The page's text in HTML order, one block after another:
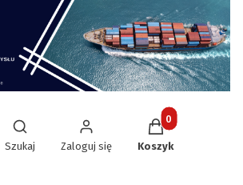
Otwórz wyszukiwarkę
Szukaj Zaloguj się
Produkty w
Koszyk